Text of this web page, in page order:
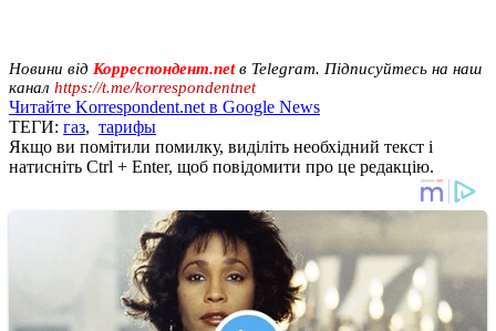
Новини від Корреспондент.netв Telegram. Підписуйтесь на наш
канал https://t.me/korrespondentnet
Читайте Korrespondent.net в Google News
ТЕГИ: газ, тарифы
Якщо ви помітили помилку, виділіть необхідний текст і
натисніть Ctrl + Enter, щоб повідомити про це редакцію.